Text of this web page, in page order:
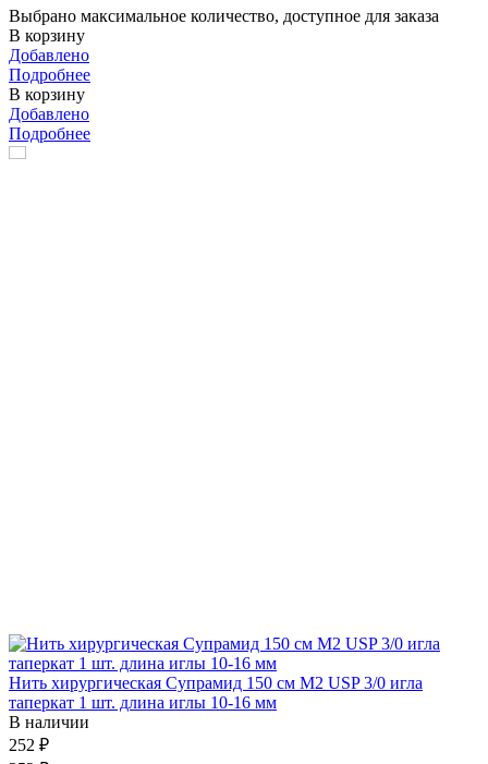
Выбрано максимальное количество, доступное для заказа
В корзину
Добавлено
Подробнее
В корзину
Добавлено
Подробнее
Нить хирургическая Супрамид 150 см М2 USP 3/0 игла
таперкат 1 шт. длина иглы 10-16 мм
В наличии
252 ₽